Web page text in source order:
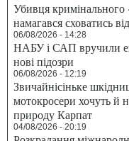
Убивця кримінального
намагався сховатись
06/08/2026 - 14:28
НАБУ і САП вручили
нові підозри
06/08/2026 - 12:19
Звичайнісіньке
мотокросери хочуть й
природу Карпат
04/08/2026 - 20:19